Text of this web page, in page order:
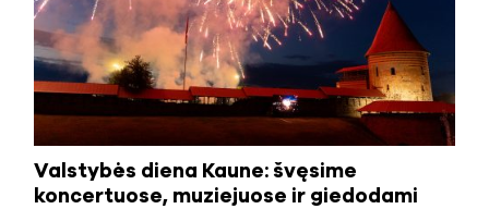
Valstybės diena Kaune: švęsime
koncertuose, muziejuose ir giedodami